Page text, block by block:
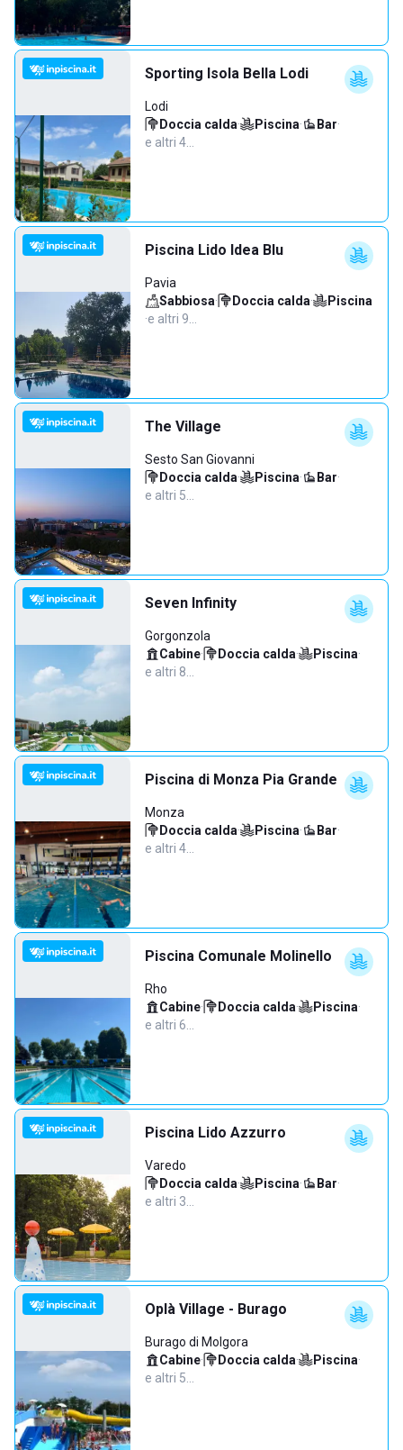
Sporting Isola Bella Lodi
Lodi
Doccia calda· Piscina· Bar·
e altri 4…
Piscina Lido Idea Blu
Pavia
Sabbiosa· Doccia calda·
Piscina
·e altri 9…
The Village
Sesto San Giovanni
Doccia calda· Piscina· Bar·
e altri 5…
Seven Infinity
Gorgonzola
Cabine· Doccia calda· Piscina·
e altri 8…
Piscina di Monza Pia Grande
Monza
Doccia calda· Piscina· Bar·
e altri 4…
Piscina Comunale Molinello
Rho
Cabine· Doccia calda· Piscina·
e altri 6…
Piscina Lido Azzurro
Varedo
Doccia calda· Piscina· Bar·
e altri 3…
Oplà Village - Burago
Burago di Molgora
Cabine· Doccia calda· Piscina·
e altri 5…